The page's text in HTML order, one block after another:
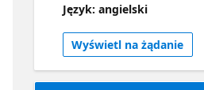
Język: angielski
Wyświetl na żądanie